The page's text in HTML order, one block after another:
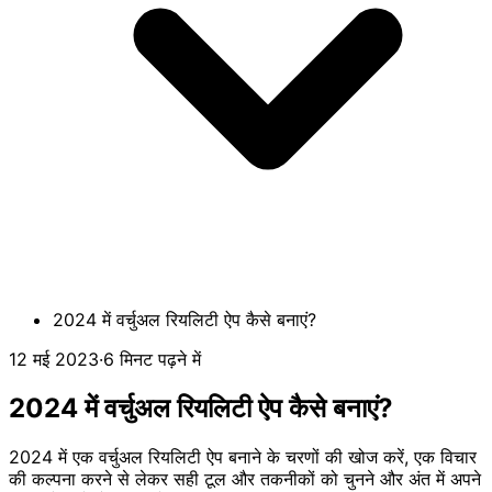
2024 में वर्चुअल रियलिटी ऐप कैसे बनाएं?
12 मई 2023·6 मिनट पढ़ने में
2024 में वर्चुअल रियलिटी ऐप कैसे बनाएं?
2024 में एक वर्चुअल रियलिटी ऐप बनाने के चरणों की खोज करें, एक विचार
की कल्पना करने से लेकर सही टूल और तकनीकों को चुनने और अंत में अपने